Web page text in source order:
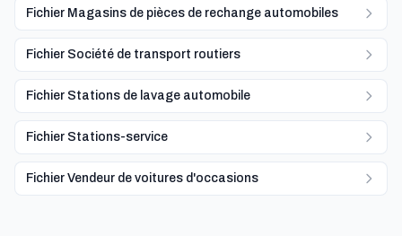
Fichier Magasins de pièces de rechange automobiles
Fichier Société de transport routiers
Fichier Stations de lavage automobile
Fichier Stations-service
Fichier Vendeur de voitures d'occasions